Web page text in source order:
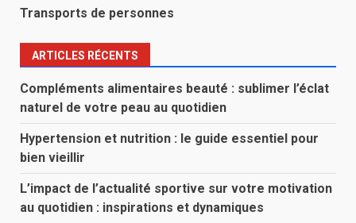
Transports de personnes
ARTICLES RÉCENTS
Compléments alimentaires beauté : sublimer l’éclat
naturel de votre peau au quotidien
Hypertension et nutrition : le guide essentiel pour
bien vieillir
L’impact de l’actualité sportive sur votre motivation
au quotidien : inspirations et dynamiques